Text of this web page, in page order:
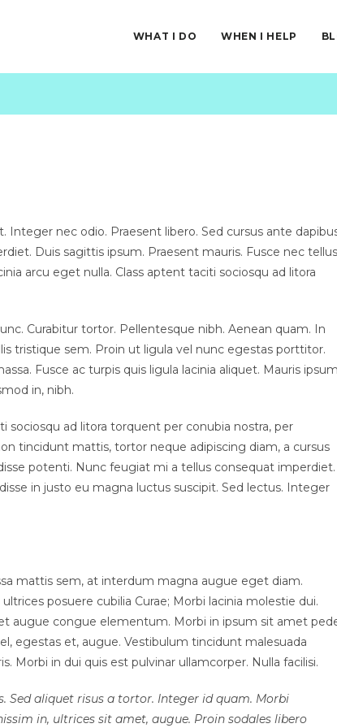
WHAT I DO WHEN I HELP
nec odio. Praesent libero. Sed cursus ante
Duis sagittis ipsum. Praesent mauris. Fusce nec tellus
arcu eget nulla. Class aptent taciti sociosqu ad litora
Curabitur tortor. Pellentesque nibh. Aenean quam. In
tristique sem. Proin ut ligula vel nunc egestas porttitor.
Fusce ac turpis quis ligula lacinia aliquet. Mauris
in, nibh.
ad litora torquent per conubia nostra, per
tincidunt mattis, tortor neque adipiscing diam, a cursus
potenti. Nunc feugiat mi a tellus consequat imperdiet.
in justo eu magna luctus suscipit. Sed lectus. Integer
mattis sem, at interdum magna augue eget diam.
posuere cubilia Curae; Morbi lacinia molestie dui.
augue congue elementum. Morbi in ipsum sit amet
egestas et, augue. Vestibulum tincidunt malesuada
Morbi in dui quis est pulvinar ullamcorper. Nulla facilisi.
Sed aliquet risus a tortor. Integer id quam. Morbi
in, ultrices sit amet, augue. Proin sodales libero